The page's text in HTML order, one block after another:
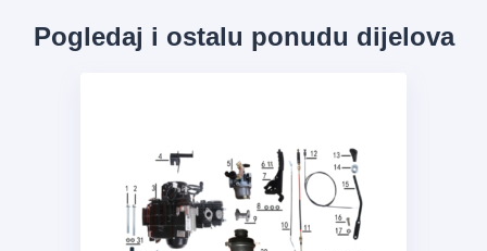
Pogledaj i ostalu ponudu dijelova